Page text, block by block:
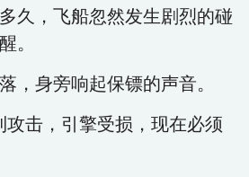
久，飞船忽然发生剧烈的碰
。
，身旁响起保镖的声音。
攻击，引擎受损，现在必须